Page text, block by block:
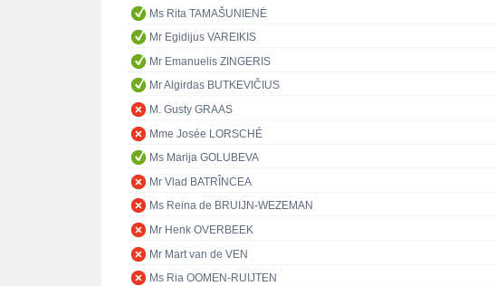
Ms Rita TAMAŠUNIENĖ
Mr Egidijus VAREIKIS
Mr Emanuelis ZINGERIS
Mr Algirdas BUTKEVIČIUS
M. Gusty GRAAS
Mme Josée LORSCHÉ
Ms Marija GOLUBEVA
Mr Vlad BATRÎNCEA
Ms Reina de BRUIJN-WEZEMAN
Mr Henk OVERBEEK
Mr Mart van de VEN
Ms Ria OOMEN-RUIJTEN